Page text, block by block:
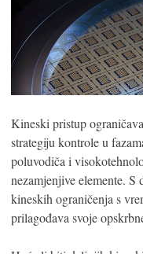
Kineski pristup
strategiju kontrole u
poluvodiča i
nezamjenjive elemente. S
kineskih ograničenja s
prilagođava svoje